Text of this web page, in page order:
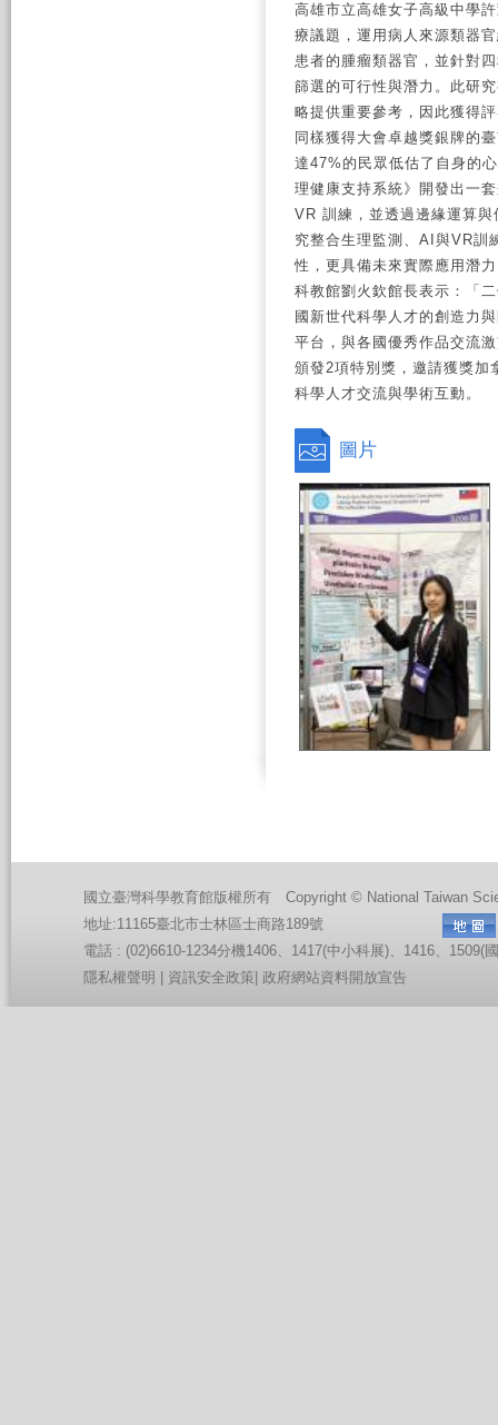
高雄市立高雄女子高級中學
療議題，運用病人來源類器
患者的腫瘤類器官，並針對
篩選的可行性與潛力。此研
略提供重要參考，因此獲得
同樣獲得大會卓越獎銀牌的
達47%的民眾低估了自身的
理健康支持系統》開發出一
VR 訓練，並透過邊緣運算
究整合生理監測、AI與VR訓
性，更具備未來實際應用潛
科教館劉火欽館長表示：「
國新世代科學人才的創造力
平台，與各國優秀作品交流
頒發2項特別獎，邀請獲獎加
科學人才交流與學術互動。
圖片
國立臺灣科學教育館版權所有 Copyright © National Taiwan
地址:11165臺北市士林區士商路189號
電話 : (02)6610-1234分機1406、1417(中小科展)、1416、1509(
隱私權聲明
資訊安全政策 政府網站資料開放宣告